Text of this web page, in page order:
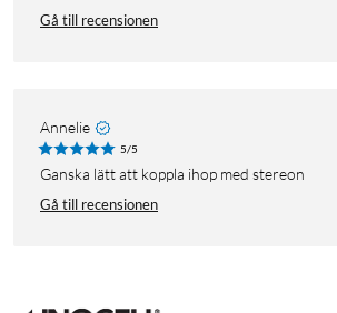
Gå till recensionen
Annelie
5/5
Ganska lätt att koppla ihop med stereon
Gå till recensionen